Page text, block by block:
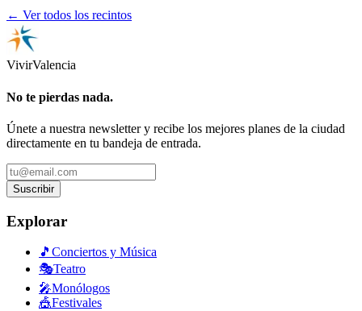
← Ver todos los recintos
VivirValencia
No te pierdas nada.
Únete a nuestra newsletter y recibe los mejores planes de la ciudad
directamente en tu bandeja de entrada.
Suscribir
Explorar
🎵 Conciertos y Música
🎭Teatro
🎤Monólogos
🎪Festivales